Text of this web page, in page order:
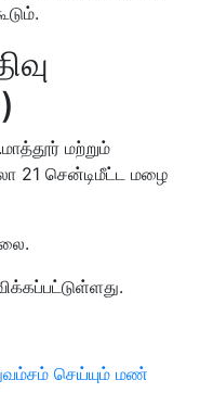
மற்றும்
21 சென்டிமீட்ட மழை
செய்யும் மண்